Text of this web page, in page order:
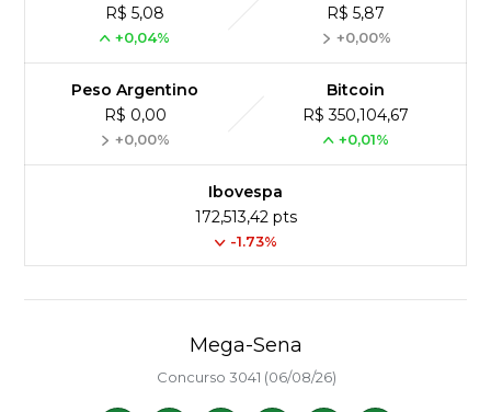
R$ 5,08
+0,04%
R$ 5,87
+0,00%
Peso Argentino
R$ 0,00
+0,00%
Bitcoin
R$ 350,104,67
+0,01%
Ibovespa
172,513,42 pts
-1.73%
Mega-Sena
Concurso 3041 (06/08/26)